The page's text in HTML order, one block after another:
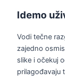
Idemo
Vodi tečne
zajedno
slike i očekuj
prilagođavaju